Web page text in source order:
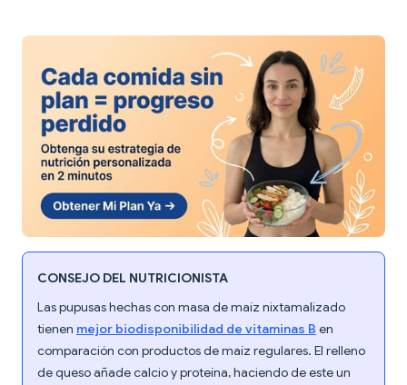
CONSEJO DEL NUTRICIONISTA
Las pupusas hechas con masa de maíz nixtamalizado
tienen mejor biodisponibilidad de vitaminas B en
comparación con productos de maíz regulares. El relleno
de queso añade calcio y proteína, haciendo de este un